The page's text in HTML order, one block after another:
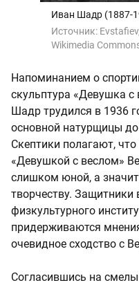
Иван Шадр (1887-
Источник:
Wikimedia
Напоминанием о
скульптура «Девушка
Шадр трудился в 1936
основной натурщицы до
Скептики полагают,
«Девушкой с веслом»
слишком юной, а
творчеству. Защитники
физкультурного
придерживаются
очевидное сходство с
Согласившись на